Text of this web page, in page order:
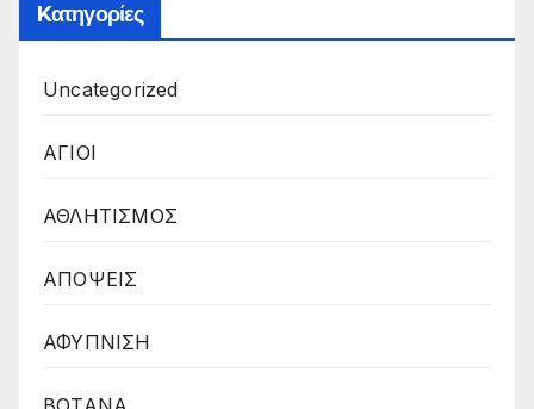
Kατηγορίες
Uncategorized
ΑΓΙΟΙ
ΑΘΛΗΤΙΣΜΟΣ
ΑΠΟΨΕΙΣ
ΑΦΥΠΝΙΣΗ